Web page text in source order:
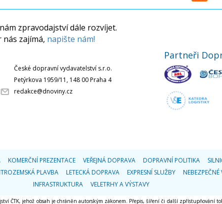
zpravodajství dále rozvíjet.
nás zajímá, napište nám!
České dopravní vydavatelství s.r.o.
Petýrkova 1959/11, 148 00 Praha 4
redakce@dnoviny.cz
Partneři
KOMERČNÍ PREZENTACE VEŘEJNÁ DOPRAVA DOPRAVNÍ POLITIKA
PLAVBA LETECKÁ DOPRAVA EXPRESNÍ SLUŽBY NEBEZPEČNÉ
INFRASTRUKTURA
VELETRHY A VÝSTAVY
ČTK, jehož obsah je chráněn autorským zákonem. Přepis, šíření či další zpřístupňování